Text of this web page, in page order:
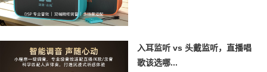
入耳监听 vs 头戴监听，直播唱
歌该选哪...